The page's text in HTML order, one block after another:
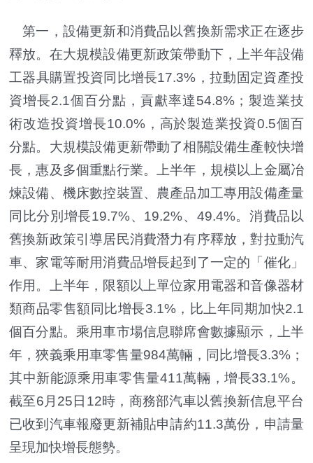
第一，設備更新和消費品以舊換新需求正在逐步
釋放。在大規模設備更新政策帶動下，上半年設備
工器具購置投資同比增長17.3%，拉動固定資產投
資增長2.1個百分點，貢獻率達54.8%；製造業技
術改造投資增長10.0%，高於製造業投資0.5個百
分點。大規模設備更新帶動了相關設備生產較快增
長，惠及多個重點行業。上半年，規模以上金屬冶
煉設備、機床數控裝置、農產品加工專用設備產量
同比分別增長19.7%、19.2%、49.4%。消費品以
舊換新政策引導居民消費潛力有序釋放，對拉動汽
車、家電等耐用消費品增長起到了一定的「催化」
作用。上半年，限額以上單位家用電器和音像器材
類商品零售額同比增長3.1%，比上年同期加快2.1
個百分點。乘用車市場信息聯席會數據顯示，上半
年，狹義乘用車零售量984萬輛，同比增長3.3%；
其中新能源乘用車零售量411萬輛，增長33.1%。
截至6月25日12時，商務部汽車以舊換新信息平台
已收到汽車報廢更新補貼申請約11.3萬份，申請量
呈現加快增長態勢。